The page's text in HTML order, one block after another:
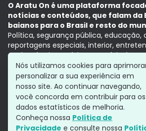
O Aratu On é uma plataforma
notícias e conteúdos, que falam da
baianos para o Brasil e resto do
Política, segurança pública, educação,
reportagens especiais, interior,
Aqui, tudo vira notícia e a notícia é no
com a credibilidade do Grupo Aratu.
Grupo Aratu
Política de privacidade
Siga-nos
Nós utilizamos cookies para
personalizar a sua experiência em
nosso site. Ao continuar navegando,
você concorda em contribuir para os
dados estatísticos de melhoria.
Conheça nossa Política de
Privacidade e consulte nossa